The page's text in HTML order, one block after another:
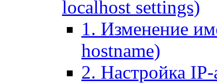
localhost settings)
1. Изменение
hostname)
2. Настройка IP-